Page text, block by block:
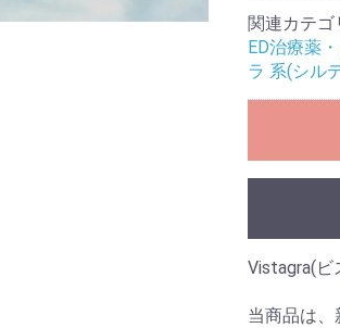
関連カテゴ
ED治療薬
ラ 系(シル
Vistagra(ビ
当商品は